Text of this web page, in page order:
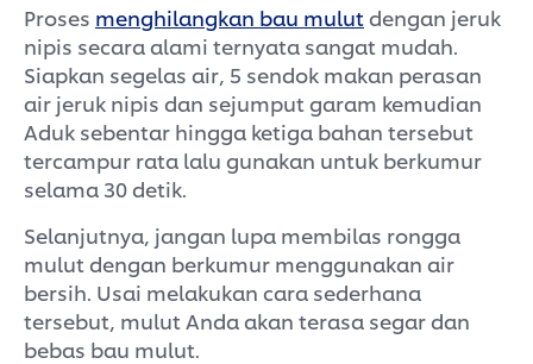
Proses menghilangkan bau mulutdengan jeruk
nipis secara alami ternyata sangat mudah.
Siapkan segelas air, 5 sendok makan perasan
air jeruk nipis dan sejumput garam kemudian
Aduk sebentar hingga ketiga bahan tersebut
tercampur rata lalu gunakan untuk berkumur
selama 30 detik.
Selanjutnya, jangan lupa membilas rongga
mulut dengan berkumur menggunakan air
bersih. Usai melakukan cara sederhana
tersebut, mulut Anda akan terasa segar dan
bebas bau mulut.